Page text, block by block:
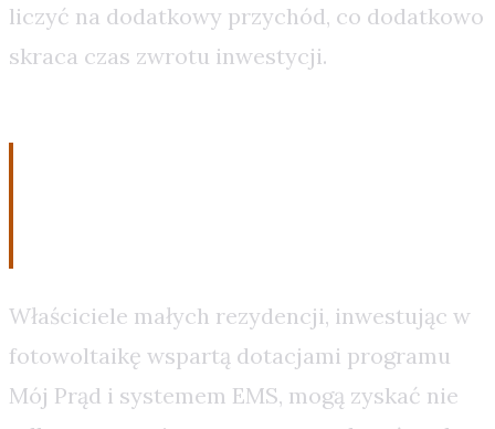
liczyć na dodatkowy przychód, co dodatkowo
skraca czas zwrotu inwestycji.
Właściciele małych rezydencji, inwestując w
fotowoltaikę wspartą dotacjami programu
Mój Prąd i systemem EMS, mogą zyskać nie